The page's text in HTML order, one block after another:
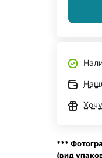
***
(вид